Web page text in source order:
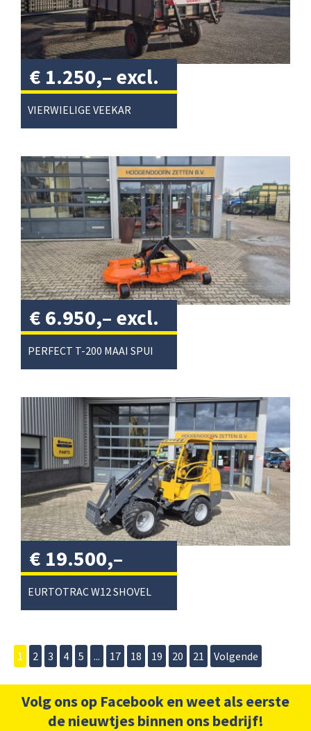
VIERWIELIGE VEEKAR
€ 1.250,– excl.
btw/
€ 6.950,– excl.
btw/
EURTOTRAC W12 SHOVEL
€ 19.500,–
excl. btw/
1 2 3 4 5 ... 17 18 19 20 21 Volgende
Volg ons op Facebook en weet als eerste
de nieuwtjes binnen ons bedrijf!